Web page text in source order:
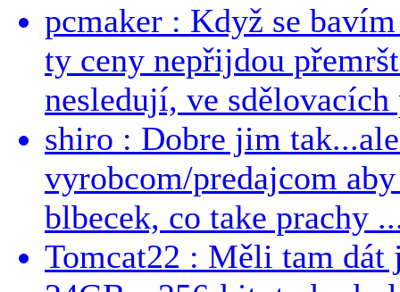
pcmaker : Když se
ty ceny nepřijdou
nesledují, ve sdělovacích
shiro : Dobre jim
vyrobcom/predajcom
blbecek, co take prachy
Tomcat22 : Měli tam dát